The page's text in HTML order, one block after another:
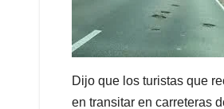
Dijo que los turistas que
en transitar en carreteras